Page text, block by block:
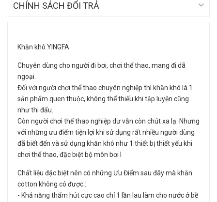
CHÍNH SÁCH ĐỔI TRẢ
Khăn khô YINGFA
Chuyên dùng cho người đi bơi, chơi thể thao, mang đi dã
ngoại.
Đối với người chơi thể thao chuyên nghiệp thì khăn khô là 1
sản phẩm quen thuộc, không thể thiếu khi tập luyện cũng
như thi đấu.
Còn người chơi thể thao nghiệp dư vẫn còn chút xa lạ. Nhưng
với những ưu điểm tiện lợi khi sử dụng rất nhiều người dùng
đã biết đến và sử dụng khăn khô như 1 thiết bị thiết yếu khi
chơi thể thao, đặc biệt bộ môn bơi l
Chất liệu đặc biệt nên có những Ưu Điểm sau đây mà khăn
cotton không có được :
- Khả năng thấm hút cực cao chỉ 1 lần lau làm cho nước ở bề